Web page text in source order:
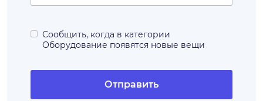
Сообщить, когда в категории
Оборудование появятся новые вещи
Отправить